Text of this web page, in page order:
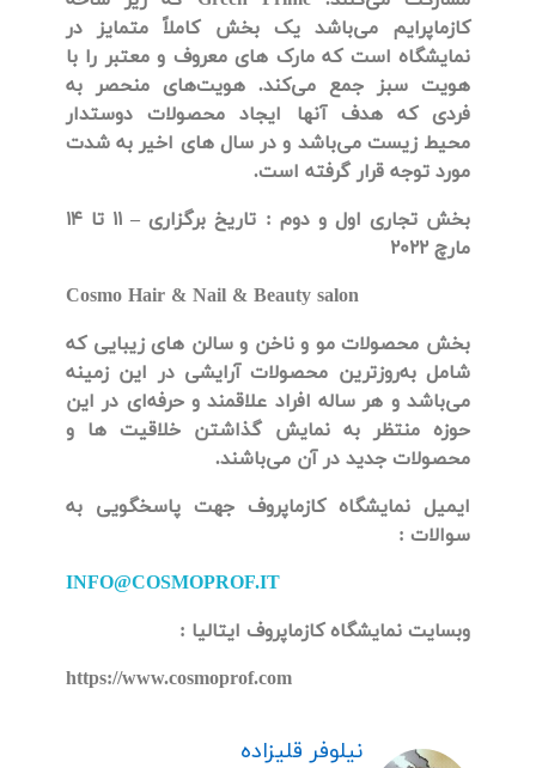
کازماپرایم می‌باشد یک بخش کاملاً متمایز در
نمایشگاه است که مارک های معروف و معتبر را با
هویت سبز جمع می‌کند. هویت‌های منحصر به
فردی که هدف آنها ایجاد محصولات دوستدار
محیط زیست می‌باشد و در سال های اخیر به شدت
مورد توجه قرار گرفته است.
بخش تجاری اول و دوم : تاریخ برگزاری –
11 تا 14
مارچ 2022
Cosmo Hair & Nail & Beauty salon
بخش محصولات مو و ناخن و سالن های زیبایی که
شامل به‌روزترین محصولات آرایشی در این زمینه
می‌باشد و هر ساله افراد علاقمند و حرفه‌ای در این
حوزه منتظر به نمایش گذاشتن خلاقیت ها و
محصولات جدید در آن می‌باشند.
ایمیل نمایشگاه کازماپروف جهت پاسخگویی به
سوالات :
INFO@COSMOPROF.IT
وبسایت نمایشگاه کازماپروف ایتالیا :
https://www.cosmoprof.com
نیلوفر قلیزاده